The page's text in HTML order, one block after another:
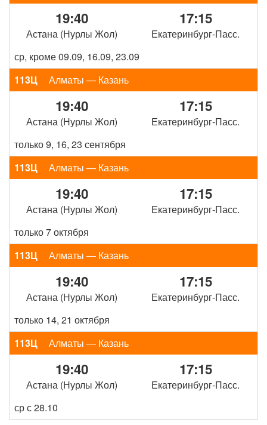
19:40
Астана (Нурлы Жол)
17:15
Екатеринбург-Пасс.
ср, кроме 09.09, 16.09, 23.09
113Ц
Алматы — Казань
19:40
Астана (Нурлы Жол)
17:15
Екатеринбург-Пасс.
только 9, 16, 23 сентября
113Ц
Алматы — Казань
19:40
Астана (Нурлы Жол)
17:15
Екатеринбург-Пасс.
только 7 октября
113Ц
Алматы — Казань
19:40
Астана (Нурлы Жол)
17:15
Екатеринбург-Пасс.
только 14, 21 октября
113Ц
Алматы — Казань
19:40
Астана (Нурлы Жол)
17:15
Екатеринбург-Пасс.
ср с 28.10